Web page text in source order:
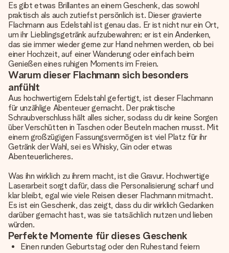
Es gibt etwas Brillantes an einem Geschenk, das sowohl
praktisch als auch zutiefst persönlich ist. Dieser gravierte
Flachmann aus Edelstahl ist genau das. Er ist nicht nur ein Ort,
um ihr Lieblingsgetränk aufzubewahren; er ist ein Andenken,
das sie immer wieder gerne zur Hand nehmen werden, ob bei
einer Hochzeit, auf einer Wanderung oder einfach beim
Genießen eines ruhigen Moments im Freien.
Warum dieser Flachmann sich besonders
anfühlt
Aus hochwertigem Edelstahl gefertigt, ist dieser Flachmann
für unzählige Abenteuer gemacht. Der praktische
Schraubverschluss hält alles sicher, sodass du dir keine Sorgen
über Verschütten in Taschen oder Beuteln machen musst. Mit
einem großzügigen Fassungsvermögen ist viel Platz für ihr
Getränk der Wahl, sei es Whisky, Gin oder etwas
Abenteuerlicheres.
Was ihn wirklich zu ihrem macht, ist die Gravur. Hochwertige
Laserarbeit sorgt dafür, dass die Personalisierung scharf und
klar bleibt, egal wie viele Reisen dieser Flachmann mitmacht.
Es ist ein Geschenk, das zeigt, dass du dir wirklich Gedanken
darüber gemacht hast, was sie tatsächlich nutzen und lieben
würden.
Perfekte Momente für dieses Geschenk
Einen runden Geburtstag oder den Ruhestand feiern